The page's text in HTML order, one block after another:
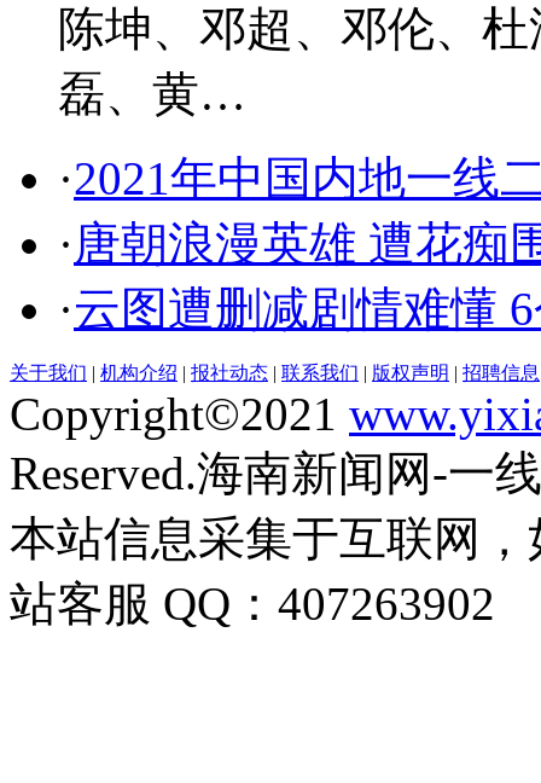
陈坤、邓超、邓伦、
磊、黄…
·2021年中国内地一线
· 唐朝浪漫英雄 遭花痴
·云图遭删减剧情难懂
关于我们 | 机构介绍 | 报社动态 | 联系我们 | 版权声明 | 招聘信息
Copyright©2021
Reserved.海南新闻网-一
本站信息采集于互联网
站客服 QQ：407263902